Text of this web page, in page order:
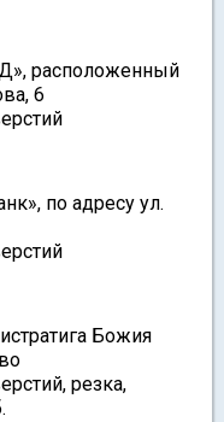
расположенный
6
по адресу ул.
Божия
резка,